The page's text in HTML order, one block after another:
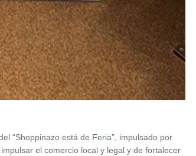
“Shoppinazo está de Feria”, impulsado por
el comercio local y legal y de fortalecer